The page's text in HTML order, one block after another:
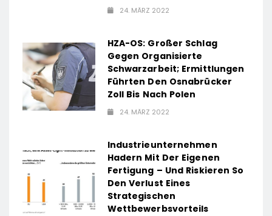
24. MÄRZ 2022
HZA-OS: Großer Schlag
Gegen Organisierte
Schwarzarbeit; Ermittlungen
Führten Den Osnabrücker
Zoll Bis Nach Polen
24. MÄRZ 2022
Industrieunternehmen
Hadern Mit Der Eigenen
Fertigung – Und Riskieren So
Den Verlust Eines
Strategischen
Wettbewerbsvorteils